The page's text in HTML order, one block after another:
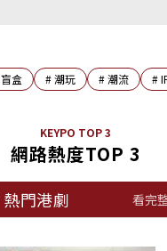
盲盒 #潮玩 #潮流 #
KEYPO TOP 3
網路熱度TOP 3
熱門港劇 看完